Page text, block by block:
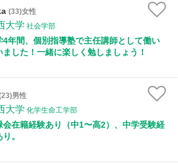
(33)女性
大学 社会学部
4年間、個別指導塾で主任講師として働い
ました！一緒に楽しく勉しましょう！
男性
大学 化学生命工学部
会在籍経験あり（中1〜高2）、中学受験経
。